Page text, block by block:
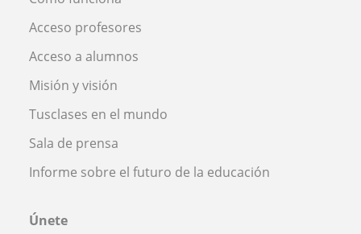
Acceso profesores
Acceso a alumnos
Misión y visión
Tusclases en el mundo
Sala de prensa
Informe sobre el futuro de la educación
Únete